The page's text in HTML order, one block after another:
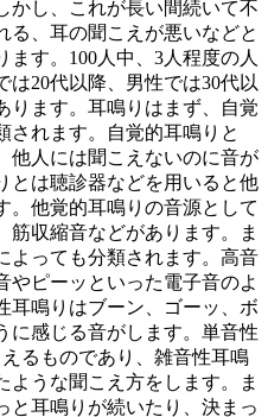
かし、これが長い間続いて不
る、耳の聞こえが悪いなどと
す。100人中、3人程度の人
は20代以降、男性では30代以
ります。耳鳴りはまず、自覚
されます。自覚的耳鳴りと
他人には聞こえないのに音が
とは聴診器などを用いると他
。他覚的耳鳴りの音源として
筋収縮音などがあります。ま
よっても分類されます。高音
やピーッといった電子音のよ
耳鳴りはブーン、ゴーッ、ボ
に感じる音がします。単音性
るものであり、雑音性耳鳴
ような聞こえ方をします。ま
と耳鳴りが続いたり、決まっ